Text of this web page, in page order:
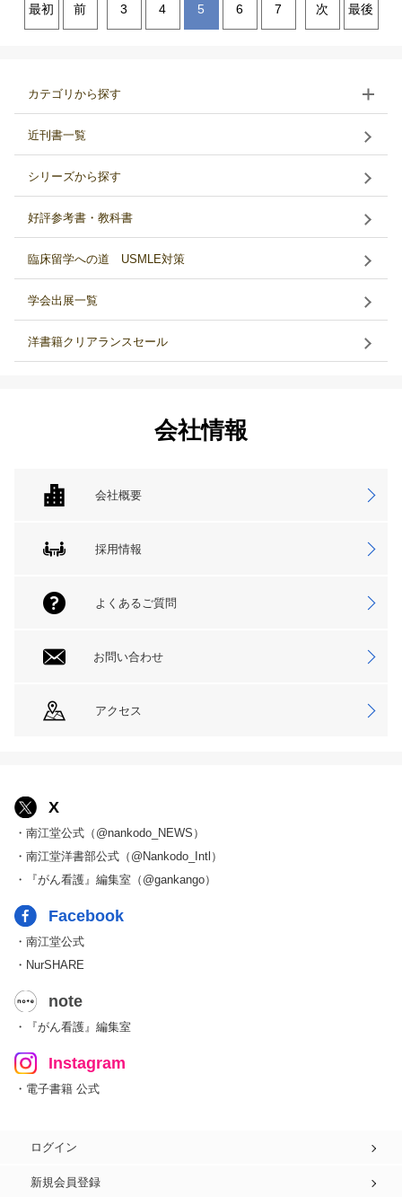
最初 前 3 4 5 6 7 次 最後
カテゴリから探す
近刊書一覧
シリーズから探す
好評参考書・教科書
臨床留学への道 USMLE対策
学会出展一覧
洋書籍クリアランスセール
会社情報
会社概要
採用情報
よくあるご質問
お問い合わせ
アクセス
X
・南江堂公式（@nankodo_NEWS）
・南江堂洋書部公式（@Nankodo_Intl）
・『がん看護』編集室（@gankango）
Facebook
・南江堂公式
・NurSHARE
note
・『がん看護』編集室
Instagram
・電子書籍 公式
ログイン
新規会員登録